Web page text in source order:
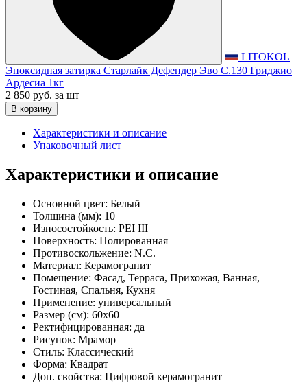
LITOKOL
Эпоксидная затирка Старлайк Дефендер Эво С.130 Гриджио
Ардесиа 1кг
2 850 руб. за шт
В корзину
Характеристики и описание
Упаковочный лист
Характеристики и описание
Основной цвет: Белый
Толщина (мм): 10
Износостойкость: PEI III
Поверхность: Полированная
Противоскольжение: N.C.
Материал: Керамогранит
Помещение: Фасад, Терраса, Прихожая, Ванная,
Гостиная, Спальня, Кухня
Применение: универсальный
Размер (см): 60x60
Ректифицированная: да
Рисунок: Мрамор
Стиль: Классический
Форма: Квадрат
Доп. свойства: Цифровой керамогранит